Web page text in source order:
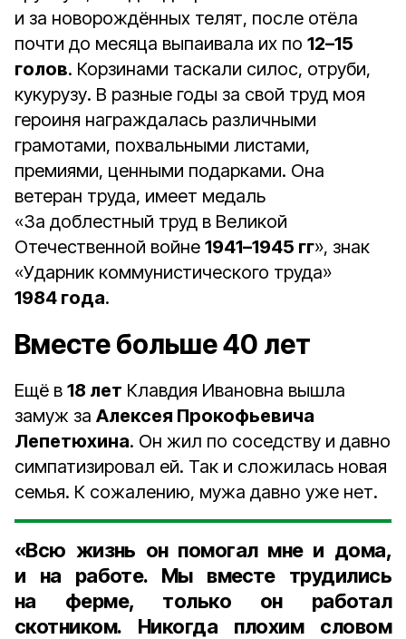
и за новорождённых телят, после отёла
почти до месяца выпаивала их по 12–15
голов. Корзинами таскали силос, отруби,
кукурузу. В разные годы за свой труд моя
героиня награждалась различными
грамотами, похвальными листами,
премиями, ценными подарками. Она
ветеран труда, имеет медаль
«За доблестный труд в Великой
Отечественной войне 1941–1945 гг», знак
«Ударник коммунистического труда»
1984 года.
Вместе больше 40 лет
Ещё в 18 лет Клавдия Ивановна вышла
замуж за Алексея Прокофьевича
Лепетюхина. Он жил по соседству и давно
симпатизировал ей. Так и сложилась новая
семья. К сожалению, мужа давно уже нет.
«Всю жизнь он помогал мне и дома,
и на работе. Мы вместе трудились
на ферме, только он работал
скотником. Никогда плохим словом